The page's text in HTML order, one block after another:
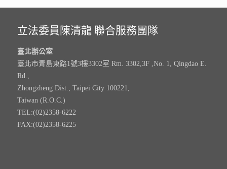
立法委員陳清龍 聯合服務團隊
臺北辦公室
臺北市青島東路1號3樓3302室 Rm. 3302,3F ,No. 1, Qingdao E.
Rd.,
Zhongzheng Dist., Taipei City 100221,
Taiwan (R.O.C.)
TEL:(02)2358-6222
FAX:(02)2358-6225